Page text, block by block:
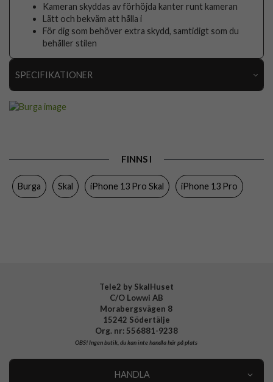
Kameran skyddas av förhöjda kanter runt kameran
Lätt och bekväm att hålla i
För dig som behöver extra skydd, samtidigt som du
behåller stilen
SPECIFIKATIONER
Material Hårdplast (PC), Mjukplast (TPU)
FINNS I
Burga Skal iPhone 13 Pro Skal iPhone 13 Pro
Tele2 by SkalHuset
C/O Lowwi AB
Morabergsvägen 8
15242 Södertälje
Org. nr: 556881-9238
OBS!Ingen butik, du kan inte handla här på plats
HANDLA